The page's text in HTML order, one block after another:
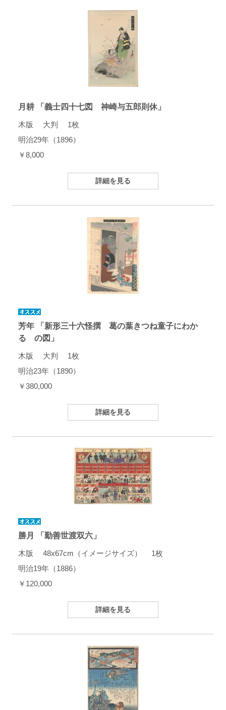
月耕 「義士四十七図 神崎与五郎則休」
木版 大判 1枚
明治29年（1896）
￥8,000
詳細を見る
芳年 「新形三十六怪撰 葛の葉きつね童子にわか
るゝの図」
木版 大判 1枚
明治23年（1890）
￥380,000
詳細を見る
勝月 「勤善世渡双六」
木版 48x67cm（イメージサイズ） 1枚
明治19年（1886）
￥120,000
詳細を見る